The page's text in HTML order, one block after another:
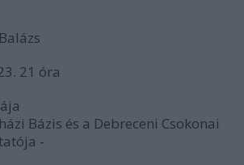
21 óra
Bázis és a Debreceni Csokonai
-